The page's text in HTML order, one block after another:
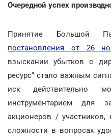
Очередной успех
Принятие Большой
постановления от 26
взыскании убытков с
ресурс" стало важным
иск действительно
инструментарием для
акционеров /
сложности в вопросах